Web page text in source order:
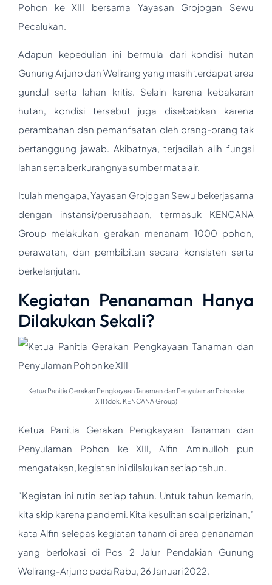
Pohon ke XIII bersama Yayasan Grojogan Sewu
Pecalukan.
Adapun kepedulian ini bermula dari kondisi hutan
Gunung Arjuno dan Welirang yang masih terdapat area
gundul serta lahan kritis. Selain karena kebakaran
hutan, kondisi tersebut juga disebabkan karena
perambahan dan pemanfaatan oleh orang-orang tak
bertanggung jawab. Akibatnya, terjadilah alih fungsi
lahan serta berkurangnya sumber mata air.
Itulah mengapa, Yayasan Grojogan Sewu bekerjasama
dengan instansi/perusahaan, termasuk KENCANA
Group melakukan gerakan menanam 1000 pohon,
perawatan, dan pembibitan secara konsisten serta
berkelanjutan.
Kegiatan Penanaman Hanya
Dilakukan Sekali?
Ketua Panitia Gerakan Pengkayaan Tanaman dan Penyulaman Pohon ke
XIII (dok. KENCANA Group)
Ketua Panitia Gerakan Pengkayaan Tanaman dan
Penyulaman Pohon ke XIII, Alfin Aminulloh pun
mengatakan, kegiatan ini dilakukan setiap tahun.
“Kegiatan ini rutin setiap tahun. Untuk tahun kemarin,
kita skip karena pandemi. Kita kesulitan soal perizinan,”
kata Alfin selepas kegiatan tanam di area penanaman
yang berlokasi di Pos 2 Jalur Pendakian Gunung
Welirang-Arjuno pada Rabu, 26 Januari 2022.